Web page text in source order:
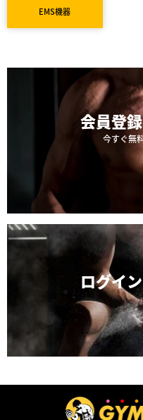
EMS機器
会員登
今すぐ無
ログイ